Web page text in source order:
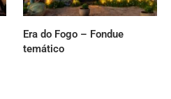
Era do Fogo – Fondue
temático